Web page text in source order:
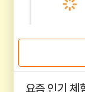
요즘 인기 체